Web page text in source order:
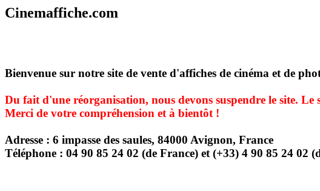
Cinemaffiche.com
Bienvenue sur notre site de vente d'affiches de cinéma et de
Du fait d'une réorganisation, nous devons suspendre le site. Le
Merci de votre compréhension et à bientôt !
Adresse : 6 impasse des saules, 84000 Avignon, France
Téléphone : 04 90 85 24 02 (de France) et (+33) 4 90 85 24 02